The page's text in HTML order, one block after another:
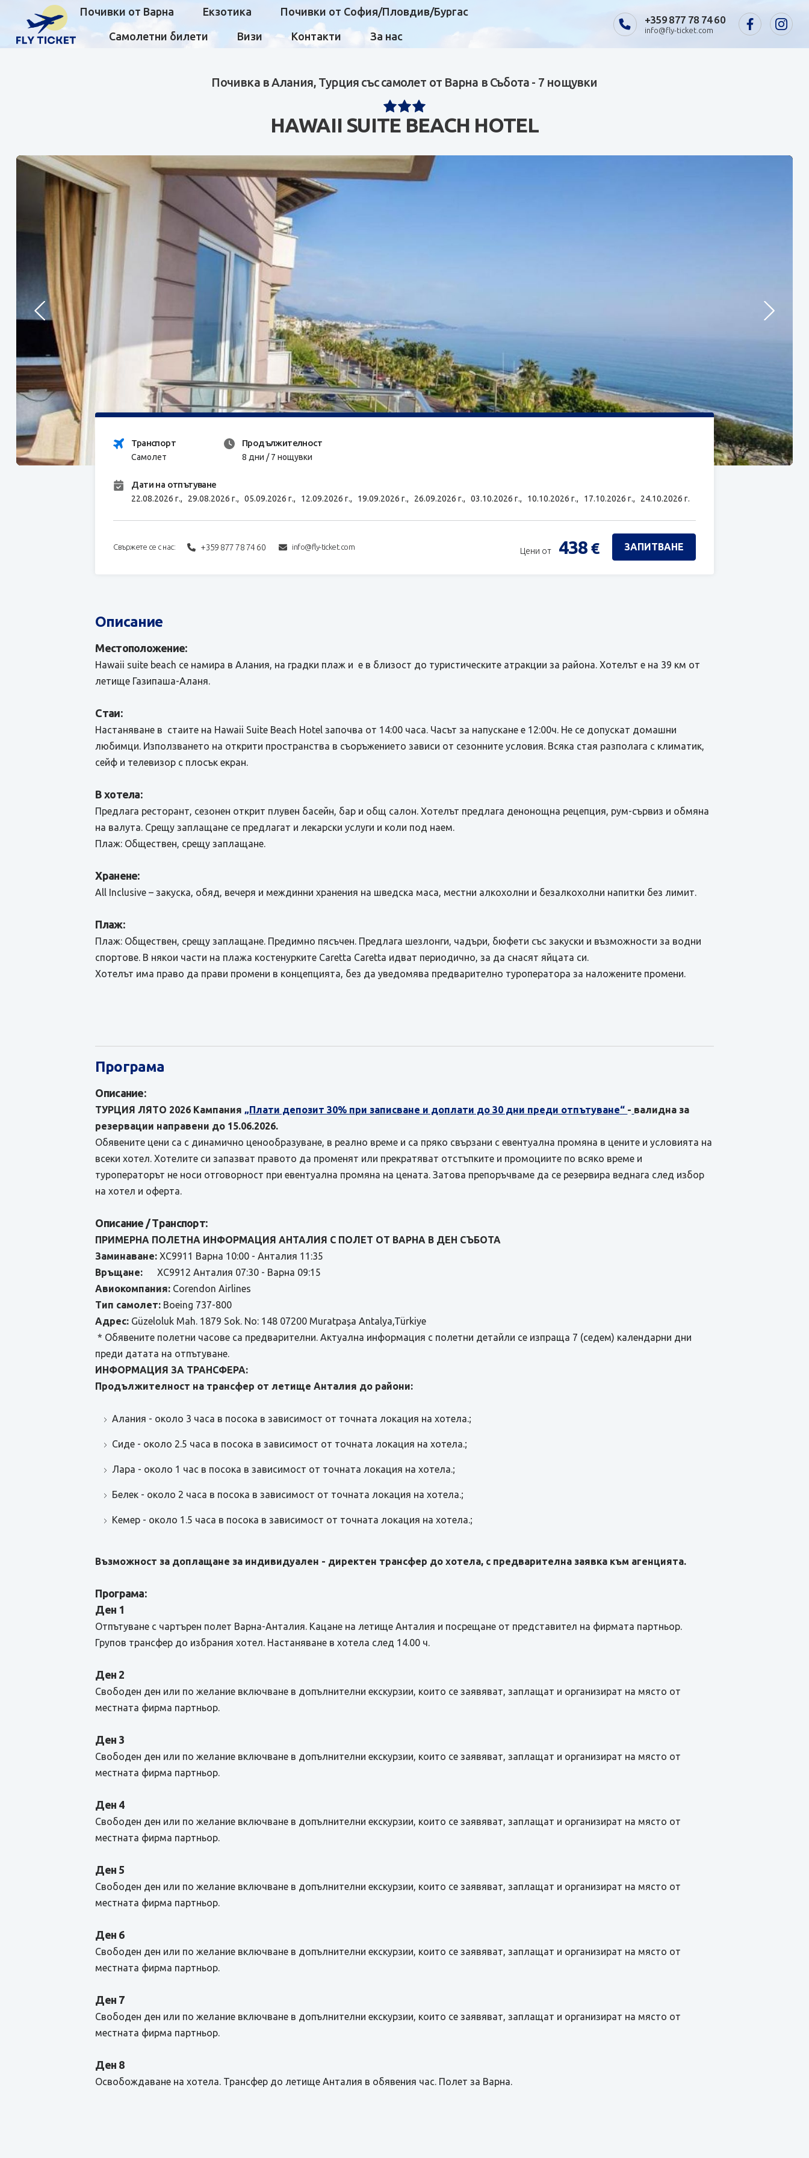
Почивки от Варна Екзотика Почивки от София/Пловдив/Бургас
Самолетни билети Визи Контакти За нас
+359 877 78 74 60
info@fly-ticket.com
Почивка в Алания, Турция със самолет от Варна в Събота - 7 нощувки
HAWAII SUITE BEACH HOTEL
Транспорт
Самолет
Продължителност
8 дни / 7 нощувки
Дати на отпътуване
22.08.2026 г., 29.08.2026 г.,05.09.2026 г., 12.09.2026 г., 19.09.2026 г., 26.09.2026 г.,03.10.2026 г., 10.10.2026 г., 17.10.2026 г., 24.10.2026 г.
Свържете се с нас: +359 877 78 74 60 info@fly-ticket.com Цени от 438 € ЗАПИТВАНЕ
Описание
Местоположение:
Hawaii suite beach се намира в Алания, на градки плаж и е в близост до туристическите атракции за района. Хотелът е на 39 км от
летище Газипаша-Аланя.
Стаи:
Настаняване в стаите на Hawaii Suite Beach Hotel започва от 14:00 часа. Часът за напускане е 12:00ч. Не се допускат домашни
любимци. Използването на открити пространства в съоръжението зависи от сезонните условия. Всяка стая разполага с климатик,
сейф и телевизор с плосък екран.
В хотела:
Предлага ресторант, сезонен открит плувен басейн, бар и общ салон. Хотелът предлага денонощна рецепция, рум-сървиз и обмяна
на валута. Срещу заплащане се предлагат и лекарски услуги и коли под наем.
Плаж: Обществен, срещу заплащане.
Хранене:
All Inclusive – закуска, обяд, вечеря и междинни хранения на шведска маса, местни алкохолни и безалкохолни напитки без лимит.
Плаж:
Плаж: Обществен, срещу заплащане. Предимно пясъчен. Предлага шезлонги, чадъри, бюфети със закуски и възможности за водни
спортове. В някои части на плажа костенурките Caretta Caretta идват периодично, за да снасят яйцата си.
Хотелът има право да прави промени в концепцията, без да уведомява предварително туроператора за наложените промени.
Програма
Описание:
ТУРЦИЯ ЛЯТО 2026 Кампания „Плати депозит 30% при записване и доплати до 30 дни преди отпътуване“ - валидна за
резервации направени до 15.06.2026.
Обявените цени са с динамично ценообразуване, в реално време и са пряко свързани с евентуална промяна в цените и условията на
всеки хотел. Хотелите си запазват правото да променят или прекратяват отстъпките и промоциите по всяко време и
туроператорът не носи отговорност при евентуална промяна на цената. Затова препоръчваме да се резервира веднага след избор
на хотел и оферта.
Описание / Транспорт:
ПРИМЕРНА ПОЛЕТНА ИНФОРМАЦИЯ АНТАЛИЯ С ПОЛЕТ ОТ ВАРНА В ДЕН СЪБОТА
Заминаване: XC9911 Варна 10:00 - Анталия 11:35
Връщане: XC9912 Анталия 07:30 - Варна 09:15
Авиокомпания: Corendon Airlines
Тип самолет: Boeing 737-800
Адрес: Güzeloluk Mah. 1879 Sok. No: 148 07200 Muratpaşa Antalya,Türkiye
* Обявените полетни часове са предварителни. Актуална информация с полетни детайли се изпраща 7 (седем) календарни дни
преди датата на отпътуване.
ИНФОРМАЦИЯ ЗА ТРАНСФЕРА:
Продължителност на трансфер от летище Анталия до райони:
Алания - около 3 часа в посока в зависимост от точната локация на хотела.;
Сиде - около 2.5 часа в посока в зависимост от точната локация на хотела.;
Лара - около 1 час в посока в зависимост от точната локация на хотела.;
Белек - около 2 часа в посока в зависимост от точната локация на хотела.;
Кемер - около 1.5 часа в посока в зависимост от точната локация на хотела.;
Възможност за доплащане за индивидуален - директен трансфер до хотела, с предварителна заявка към агенцията.
Програма:
Ден 1
Отпътуване с чартърен полет Варна-Анталия. Кацане на летище Анталия и посрещане от представител на фирмата партньор.
Групов трансфер до избрания хотел. Настаняване в хотела след 14.00 ч.
Ден 2
Свободен ден или по желание включване в допълнителни екскурзии, които се заявяват, заплащат и организират на място от
местната фирма партньор.
Ден 3
Свободен ден или по желание включване в допълнителни екскурзии, които се заявяват, заплащат и организират на място от
местната фирма партньор.
Ден 4
Свободен ден или по желание включване в допълнителни екскурзии, които се заявяват, заплащат и организират на място от
местната фирма партньор.
Ден 5
Свободен ден или по желание включване в допълнителни екскурзии, които се заявяват, заплащат и организират на място от
местната фирма партньор.
Ден 6
Свободен ден или по желание включване в допълнителни екскурзии, които се заявяват, заплащат и организират на място от
местната фирма партньор.
Ден 7
Свободен ден или по желание включване в допълнителни екскурзии, които се заявяват, заплащат и организират на място от
местната фирма партньор.
Ден 8
Освобождаване на хотела. Трансфер до летище Анталия в обявения час. Полет за Варна.